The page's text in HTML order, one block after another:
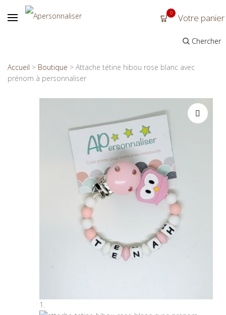
0 Votre panier
Chercher
Accueil > Boutique > Attache tétine hibou rose blanc avec
prénom à personnaliser